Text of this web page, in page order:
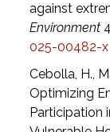
against
Environment
025-00482-x
Cebolla, H.,
Optimizing
Participation